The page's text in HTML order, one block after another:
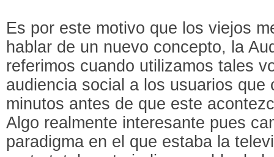
Es por este motivo que los viejos
hablar de un nuevo concepto, la
referimos cuando utilizamos tales
audiencia social a los usuarios que
minutos antes de que este
Algo realmente interesante pues
paradigma en el que estaba la